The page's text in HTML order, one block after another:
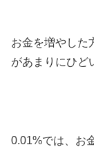
お金を増やした
があまりにひど
0.01%では、お